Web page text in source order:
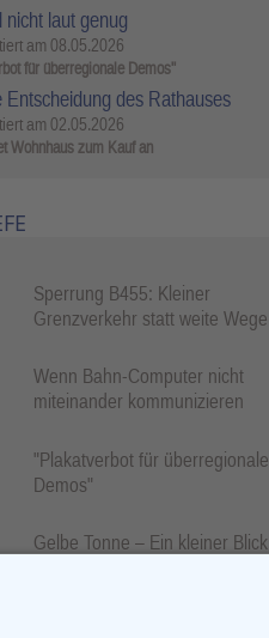
nicht laut genug
am 08.05.2026
für überregionale Demos"
Entscheidung des Rathauses
am 02.05.2026
Wohnhaus zum Kauf an
Sperrung B455: Kleiner
Grenzverkehr statt weite Wege
Wenn Bahn-Computer nicht
miteinander kommunizieren
"Plakatverbot für überregionale
Demos"
Gelbe Tonne – Ein kleiner Blick